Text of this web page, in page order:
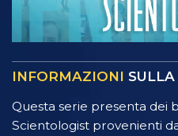
INFORMAZIONI SULLA
Questa serie presenta dei
Scientologist provenienti